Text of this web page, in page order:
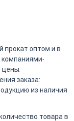
прокат оптом и в
компаниями-
заказа:
из наличия
товара в